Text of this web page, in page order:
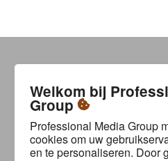
Contact
Betalingsmethoden
Verzenden &
Garantie & reparatie
Welkom bij
Group
Professional Media Group
cookies om uw
en te personaliseren. Door